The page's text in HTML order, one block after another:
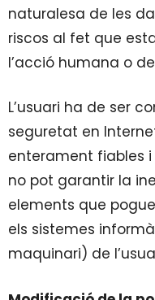
naturalesa de les
riscos al fet que
l’acció humana o
L’usuari ha de ser
seguretat en
enterament fiables i
no pot garantir la
elements que
els sistemes
maquinari) de